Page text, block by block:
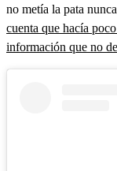
no metía la pata
cuenta que hacía
información que no